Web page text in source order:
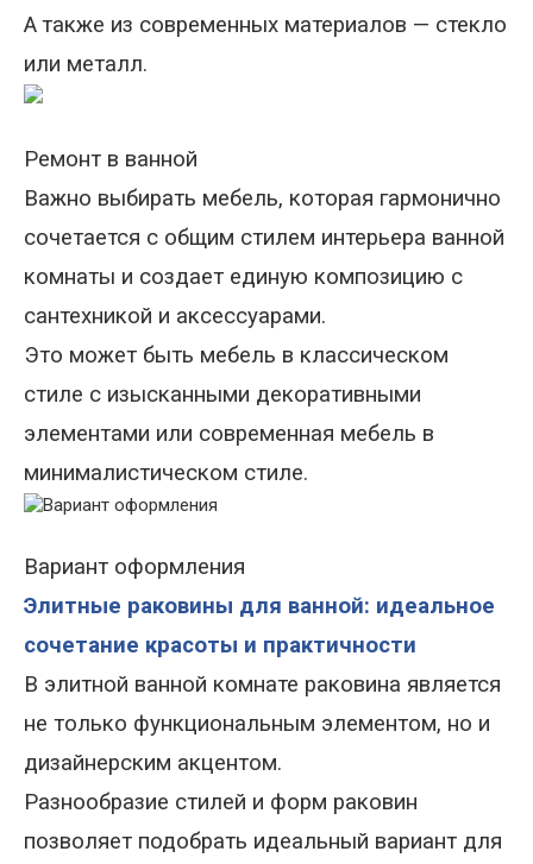
Атакже из современных материалов — стекло
или металл.
Ремонт в ванной
Важно выбирать мебель, которая гармонично
сочетается с общим стилем интерьера ванной
комнаты и создает единую композицию с
сантехникой и аксессуарами.
Это может быть мебель в классическом
стиле с изысканными декоративными
элементами или современная мебель в
минималистическом стиле.
Вариант оформления
Элитные раковины для ванной: идеальное
сочетание красоты и практичности
В элитной ванной комнате раковина является
не только функциональным элементом, но и
дизайнерским акцентом.
Разнообразие стилей и форм раковин
позволяет подобрать идеальный вариант для